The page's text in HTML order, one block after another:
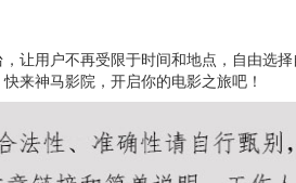
让用户不再受限于时间和地点，自由选
来神马影院，开启你的电影之旅吧！